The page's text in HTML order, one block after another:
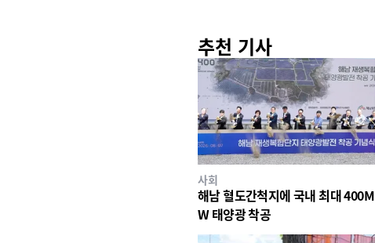
추천 기사
사회
해남 혈도간척지에 국내 최대 400M
W 태양광 착공